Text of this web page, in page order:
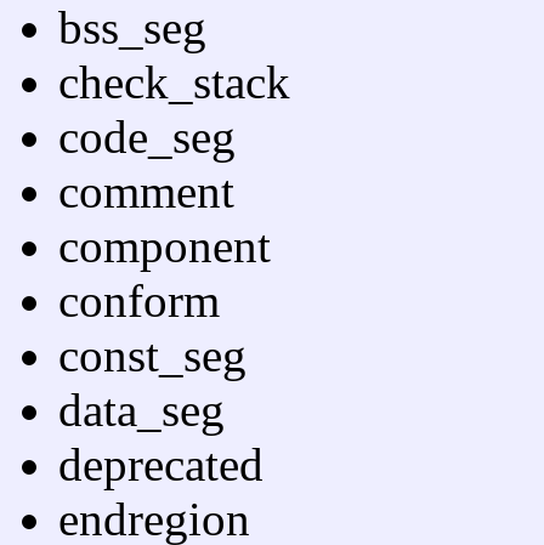
bss_seg
check_stack
code_seg
comment
component
conform
const_seg
data_seg
deprecated
endregion